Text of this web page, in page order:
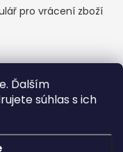
Ďalším
súhlas s ich
pro vrácení zboží